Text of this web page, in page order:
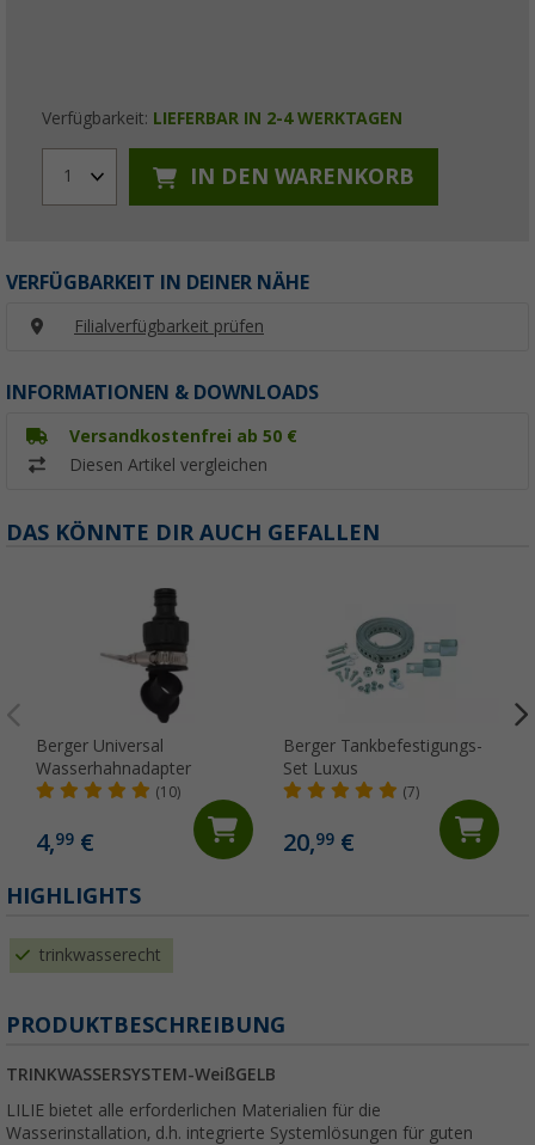
Verfügbarkeit: LIEFERBAR IN 2-4 WERKTAGEN
1 IN DEN WARENKORB
VERFÜGBARKEIT IN DEINER NÄHE
Filialverfügbarkeit prüfen
INFORMATIONEN & DOWNLOADS
Versandkostenfrei ab 50 €
Diesen Artikel vergleichen
DAS KÖNNTE DIR AUCH GEFALLEN
Berger Universal
Wasserhahnadapter
(10)
4,99 €
Berger Tankbefestigungs-
Set Luxus
(7)
20,99€
HIGHLIGHTS
trinkwasserecht
PRODUKTBESCHREIBUNG
TRINKWASSERSYSTEM-WeißGELB
LILIE bietet alle erforderlichen Materialien für die
Wasserinstallation, d.h. integrierte Systemlösungen für guten